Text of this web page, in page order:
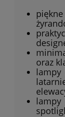
oraz
lampy
lampy